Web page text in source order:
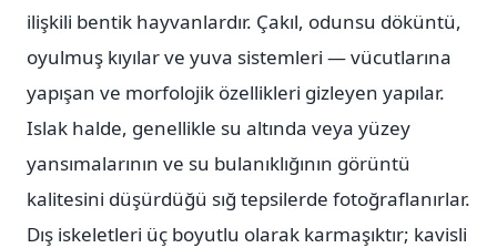
ilişkili bentik hayvanlardır. Çakıl, odunsu döküntü,
oyulmuş kıyılar ve yuva sistemleri — vücutlarına
yapışan ve morfolojik özellikleri gizleyen yapılar.
Islak halde, genellikle su altında veya yüzey
yansımalarının ve su bulanıklığının görüntü
kalitesini düşürdüğü sığ tepsilerde fotoğraflanırlar.
Dış iskeletleri üç boyutlu olarak karmaşıktır; kavisli